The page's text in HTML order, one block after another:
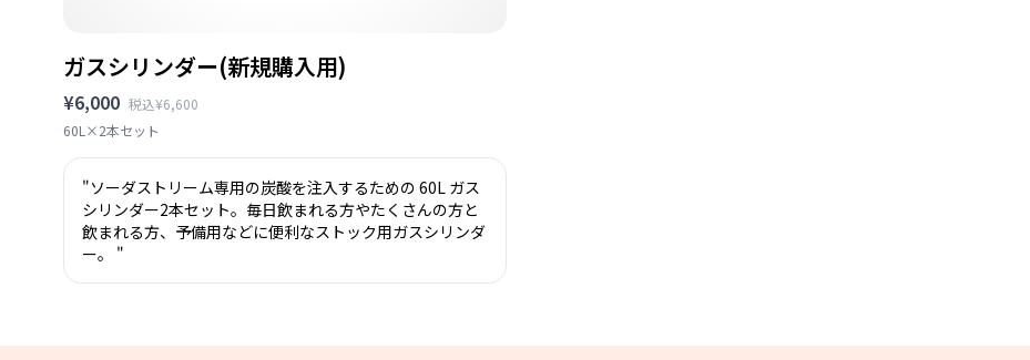
ガスシリンダー(新規購入用)
¥6,000 税込¥6,600
60L×2本セット
"ソーダストリーム専用の炭酸を注入するための 60L ガス
シリンダー2本セット。毎日飲まれる方やたくさんの方と
飲まれる方、予備用などに便利なストック用ガスシリンダ
ー。 "